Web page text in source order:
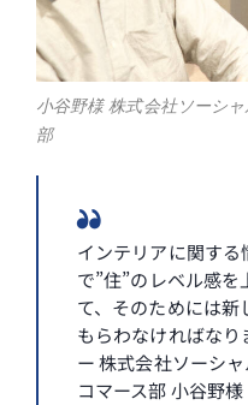
小谷野様 株式会社ソーシ
部
インテリアに関す
で”住”のレベル感
て、そのためには新
もらわなければなり
ー 株式会社ソーシ
コマース部 小谷野様